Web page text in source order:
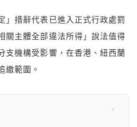
」措辭代表已進入正式行政處罰
關主體全部違法所得」說法值得
支機構受影響，在香港、紐西蘭
繳範圍。